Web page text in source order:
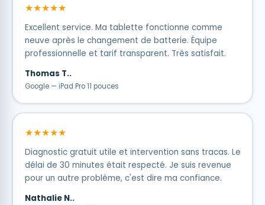
★★★★★
Excellent service. Ma tablette fonctionne comme
neuve après le changement de batterie. Équipe
professionnelle et tarif transparent. Très satisfait.
Thomas T..
Google — iPad Pro 11 pouces
★★★★★
Diagnostic gratuit utile et intervention sans tracas. Le
délai de 30 minutes était respecté. Je suis revenue
pour un autre problème, c'est dire ma confiance.
Nathalie N..